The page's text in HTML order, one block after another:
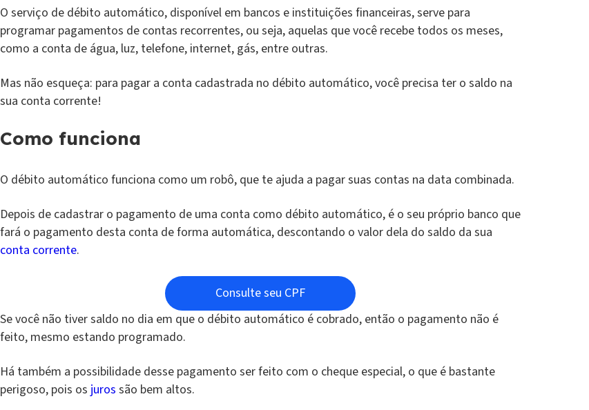
O serviço de débito automático, disponível em bancos e instituições financeiras, serve para
programar pagamentos de contas recorrentes, ou seja, aquelas que você recebe todos os meses,
como a conta de água, luz, telefone, internet, gás, entre outras.
Mas não esqueça: para pagar a conta cadastrada no débito automático, você precisa ter o saldo na
sua conta corrente!
Como funciona
O débito automático funciona como um robô, que te ajuda a pagar suas contas na data combinada.
Depois de cadastrar o pagamento de uma conta como débito automático, é o seu próprio banco que
fará o pagamento desta conta de forma automática, descontando o valor dela do saldo da sua
conta corrente.
Consulte seu CPF
Se você não tiver saldo no dia em que o débito automático é cobrado, então o pagamento não é
feito, mesmo estando programado.
Há também a possibilidade desse pagamento ser feito com o cheque especial, o que é bastante
perigoso, pois os juros são bem altos.